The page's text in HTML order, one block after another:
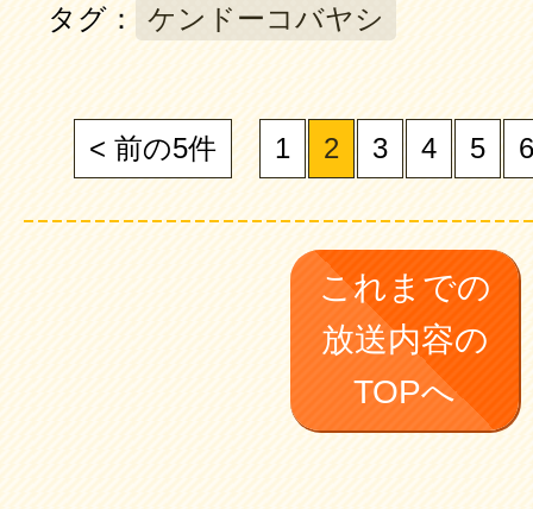
タグ： ケンドーコバヤシ
< 前の5件 1 2 3 4 5 6
これまでの
放送内容の
TOPへ